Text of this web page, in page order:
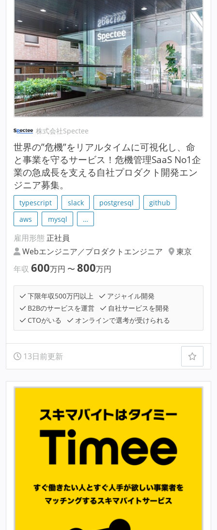
株式会社Spectee
世界の”危機”をリアルタイムに可視化し、命
と事業を守るサービス！危機管理SaaS No1企
業の急成長を支える自社プロダクト開発エン
ジニア募集。
typescript slack postgresql
github
aws
mysql …
雇用形態 正社員
Webエンジニア／プロダクトエンジニア
東京
年収 600万円 〜 800万円
下限年収500万円以上
アジャイル開発
B2Bのサービスを運営
自社サービスを開発
CTOがいる
オンラインで選考が受けられる
13日前更新